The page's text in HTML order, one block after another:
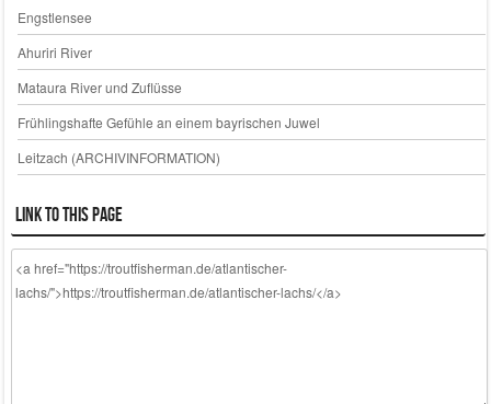
Engstlensee
Ahuriri River
Mataura River und Zuflüsse
Frühlingshafte Gefühle an einem bayrischen Juwel
Leitzach (ARCHIVINFORMATION)
Link to this page